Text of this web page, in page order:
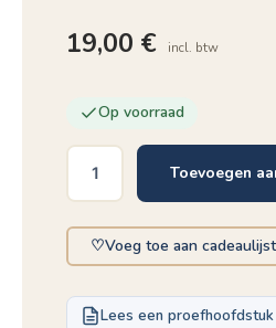
19,00 € incl. btw
Op voorraad
vrouw
en
hoofd
aantal
Toevoegen
♡Voeg toe aan cadeaulijst
Lees een proefhoofdstuk